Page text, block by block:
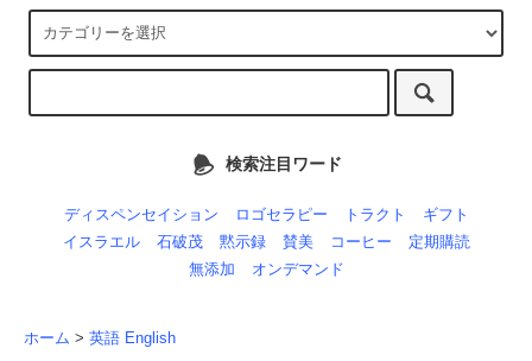
検索注目ワード
ディスペンセイション ロゴセラピー トラクト
ギフト
イスラエル
石破茂 黙示録 賛美 コーヒー
定期購読
無添加
オンデマンド
ホーム > 英語 English